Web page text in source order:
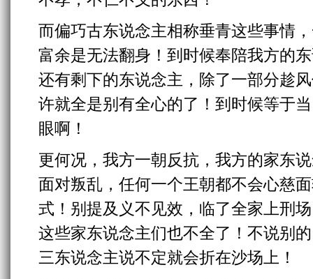
而偏巧古东说念主相称垂青这些事情
富余是无法翻身！到时候奉陪我方的
还有剩下的东说念主，除了一部分趁
许就全是别有全心的了！到时候等于
眼啊！
更何况，我方一朝反抗，我方的家东
面对叛乱，任何一个王朝都不会心慈
式！别提及义不见效，临了全家上刑
这些家东说念主们也不全了！不说别
三东说念主说不定就会折在沙场上！